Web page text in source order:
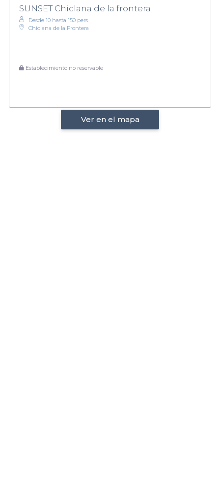
SUNSET Chiclana de la frontera
Desde 10 hasta 150 pers.
Chiclana de la Frontera
Establecimiento no reservable
Ver en el mapa